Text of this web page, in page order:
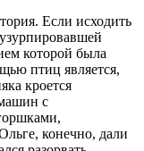
Если исходить
которой была
птиц является,
кроется
с
конечно, дали